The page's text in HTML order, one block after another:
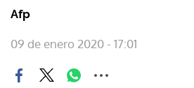
Afp
09 de enero 2020 - 17:01